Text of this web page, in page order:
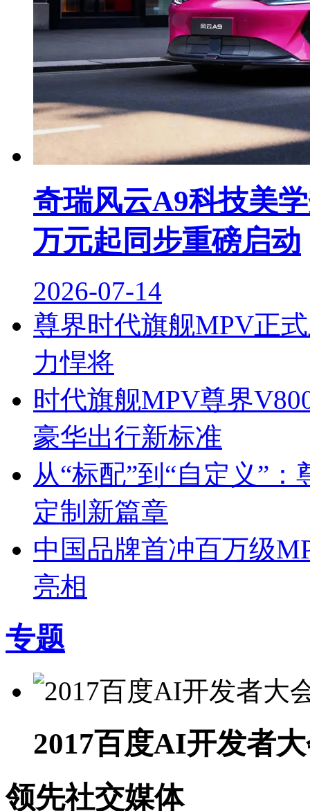
奇瑞风云A9科技美
万元起同步重磅启动
2026-07-14
尊界时代旗舰MPV正
力悍将
时代旗舰MPV尊界
豪华出行新标准
从“标配”到“自定义”
定制新篇章
中国品牌首冲百万级
亮相
专题
2017百度AI开发者
领先社交媒体